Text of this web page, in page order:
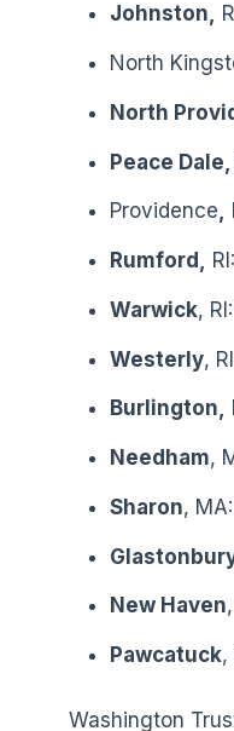
Johnston,
North
North
Peace Dale,
Providence,
Rumford,
Warwick,
Westerly,
Burlington,
Needham,
Sharon,
New Haven
Pawcatuck,
Washington